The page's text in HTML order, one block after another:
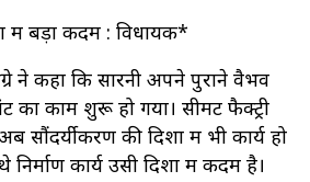
में बड़ा कदम : विधायक*
ने कहा कि सारनी अपने पुराने वैभव
का काम शुरू हो गया। सीमेंट फैक्ट्री
सौंदर्यीकरण की दिशा में भी कार्य हो
कार्य उसी दिशा में कदम है।